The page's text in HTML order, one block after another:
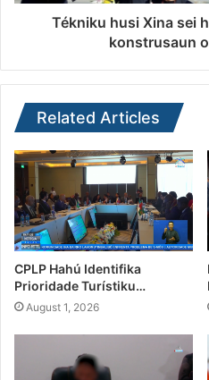
Tékniku husi Xina sei
konstrusaun
Related Articles
CPLP Hahú Identifika
Prioridade Turístiku…
August 1, 2026